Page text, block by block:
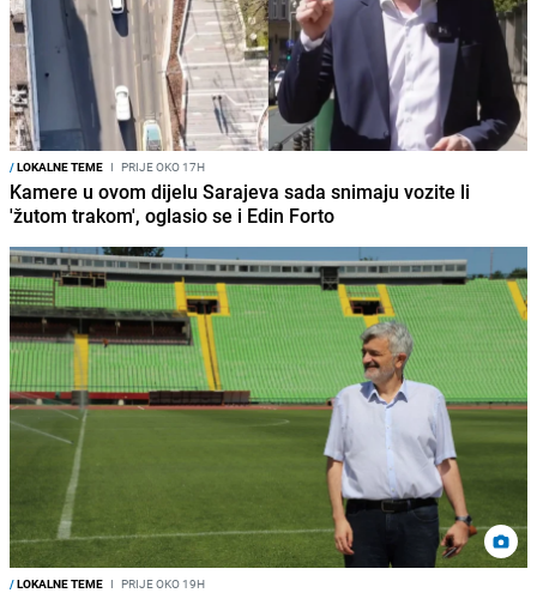
/LOKALNE TEME I PRIJE OKO 17H
Kamere u ovom dijelu Sarajeva sada snimaju vozite li
'žutom trakom', oglasio se i Edin Forto
/LOKALNE TEME I PRIJE OKO 19H